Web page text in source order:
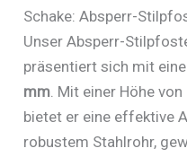
Schake: Absperr-
Unser Absperr-
präsentiert sich mit
mm. Mit einer Höhe
bietet er eine effektive
robustem Stahlrohr,